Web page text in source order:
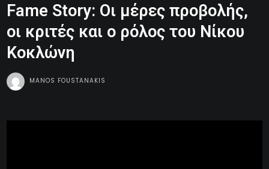
Fame Story: Οι μέρες προβολής,
οι κριτές και ο ρόλος του Νίκου
Κοκλώνη
MANOS FOUSTANAKIS